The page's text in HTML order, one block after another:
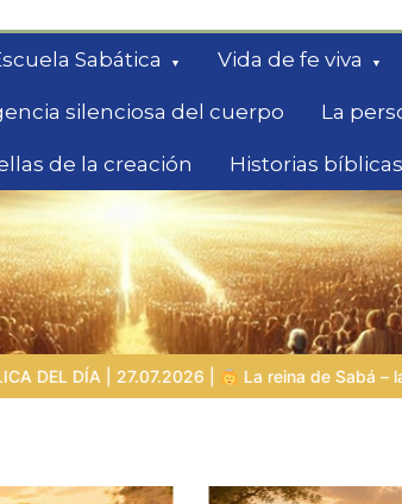
Sabática Vida de fe viva
silenciosa del cuerpo La
de la creación Historias
– la buscadora con grandes preguntas